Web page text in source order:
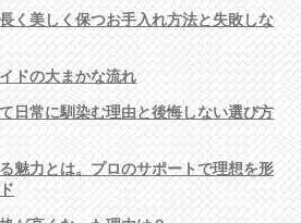
く美しく保つお手入れ方法と失敗しな
ドの大まかな流れ
日常に馴染む理由と後悔しない選び方
魅力とは。プロのサポートで理想を形